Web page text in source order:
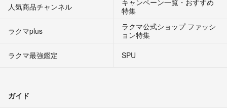
人気商品チャンネル
キャンペーン一覧・おすすめ
特集
ラクマplus
ラクマ公式ショップ ファッシ
ョン特集
ラクマ最強鑑定
SPU
ガイド